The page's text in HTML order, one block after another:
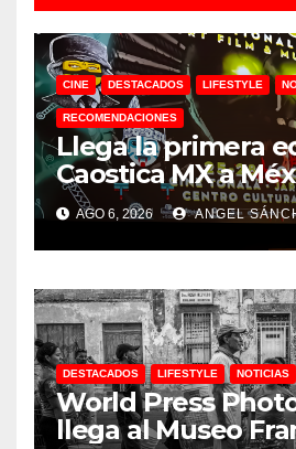
CINE DESTACADOS LIFESTYLE
RECOMENDACIONES
Llega la primera
Caostica MX a
AGO 6, 2026 ANGEL
DESTACADOS LIFESTYLE NOTICIAS
World Press
llega al Museo